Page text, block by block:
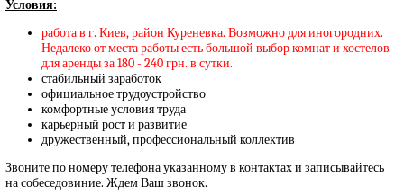
Условия:
работа в г. Киев, район Куреневка. Возможно для иногородних.
Недалеко от места работы есть большой выбор комнат и хостелов
для аренды за 180 - 240 грн. в сутки.
стабильный заработок
официальное трудоустройство
комфортные условия труда
карьерный рост и развитие
дружественный, профессиональный коллектив
Звоните по номеру телефона указанному в контактах и записывайтесь
на собеседовиние. Ждем Ваш звонок.